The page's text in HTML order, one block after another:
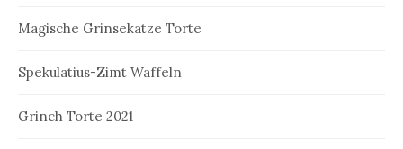
Magische Grinsekatze Torte
Spekulatius-Zimt Waffeln
Grinch Torte 2021